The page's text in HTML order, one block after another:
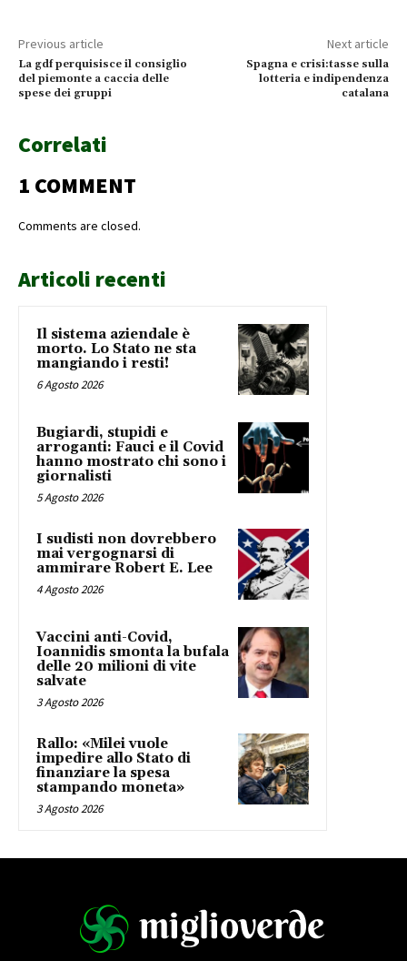
Previous article
La gdf perquisisce il consiglio
del piemonte a caccia delle
spese dei gruppi
Next article
Spagna e crisi:tasse sulla
lotteria e indipendenza
catalana
Correlati
1 COMMENT
Comments are closed.
Articoli recenti
Il sistema aziendale è
morto. Lo Stato ne sta
mangiando i resti!
6 Agosto 2026
Bugiardi, stupidi e
arroganti: Fauci e il Covid
hanno mostrato chi sono i
giornalisti
5 Agosto 2026
I sudisti non dovrebbero
mai vergognarsi di
ammirare Robert E. Lee
4 Agosto 2026
Vaccini anti-Covid,
Ioannidis smonta la bufala
delle 20 milioni di vite
salvate
3 Agosto 2026
Rallo: «Milei vuole
impedire allo Stato di
finanziare la spesa
stampando moneta»
3 Agosto 2026